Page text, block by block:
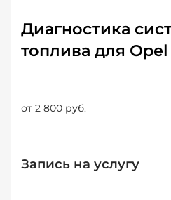
Диагностика
топлива для
от 2 800 руб.
Запись на услугу